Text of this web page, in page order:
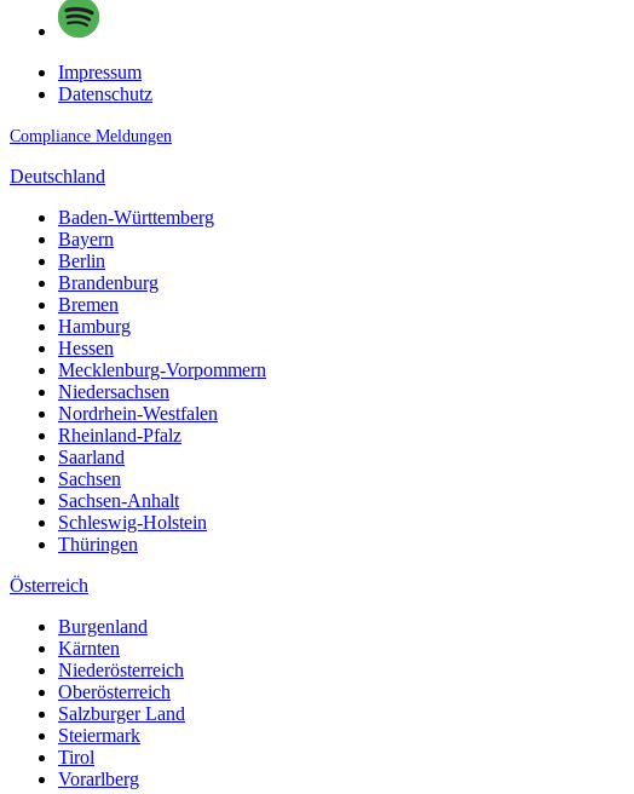
Impressum
Datenschutz
Compliance Meldungen
Deutschland
Baden-Württemberg
Bayern
Berlin
Brandenburg
Bremen
Hamburg
Hessen
Mecklenburg-Vorpommern
Niedersachsen
Nordrhein-Westfalen
Rheinland-Pfalz
Saarland
Sachsen
Sachsen-Anhalt
Schleswig-Holstein
Thüringen
Österreich
Burgenland
Kärnten
Niederösterreich
Oberösterreich
Salzburger Land
Steiermark
Tirol
Vorarlberg